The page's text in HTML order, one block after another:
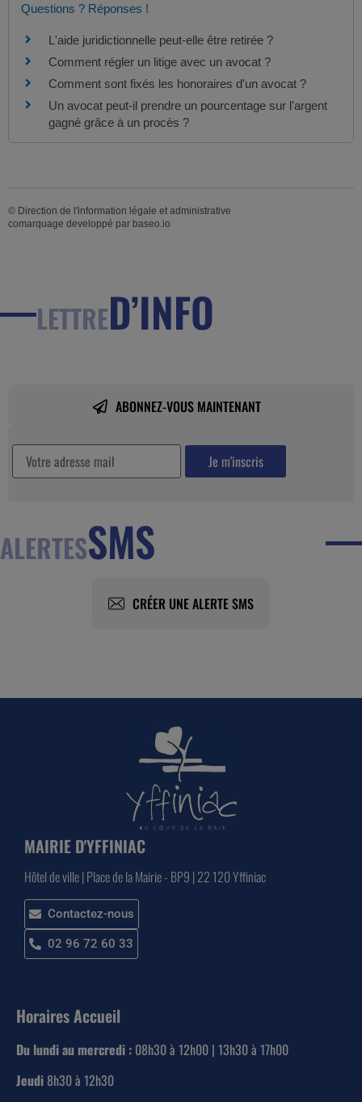
Questions ? Réponses !
L'aide juridictionnelle peut-elle être retirée ?
Comment régler un litige avec un avocat ?
Comment sont fixés les honoraires d'un avocat ?
Un avocat peut-il prendre un pourcentage sur l'argent
gagné grâce à un procès ?
© Direction de l'information légale et administrative
comarquage developpé par baseo.io
LETTRED’INFO
ABONNEZ-VOUS MAINTENANT
ALERTESSMS
CRÉER UNE ALERTE SMS
MAIRIE D'YFFINIAC
Hôtel de ville | Place de la Mairie - BP9 | 22 120 Yffiniac
Contactez-nous
02 96 72 60 33
Horaires Accueil
Du lundi au mercredi : 08h30 à 12h00 | 13h30 à 17h00
Jeudi 8h30 à 12h30